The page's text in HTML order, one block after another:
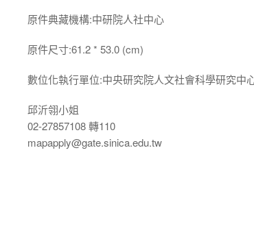
原件典藏機構:中研院人社中心
原件尺寸:61.2 * 53.0 (cm)
數位化執行單位:中央研究院人文社會科學研究中
邱沂翎小姐
02-27857108 轉110
mapapply@gate.sinica.edu.tw